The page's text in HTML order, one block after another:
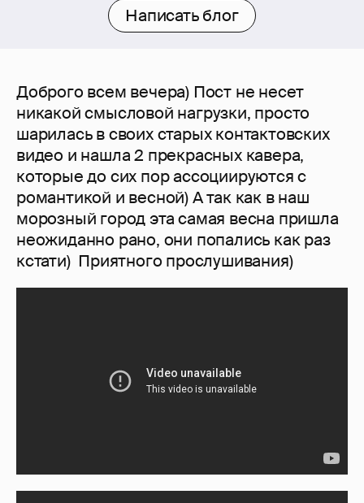
Написать блог
Доброго всем вечера) Пост не несет
никакой смысловой нагрузки, просто
шарилась в своих старых контактовских
видео и нашла 2 прекрасных кавера,
которые до сих пор ассоциируются с
романтикой и весной) А так как в наш
морозный город эта самая весна пришла
неожиданно рано, они попались как раз
кстати) Приятного прослушивания)